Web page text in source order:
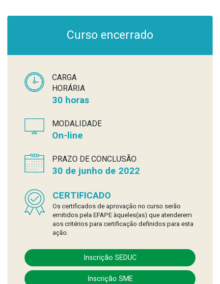
Curso encerrado
CARGA
HORÁRIA
30 horas
MODALIDADE
On-line
PRAZO DE CONCLUSÃO
30 de junho de 2022
CERTIFICADO
Os certificados de aprovação no curso serão
emitidos pela EFAPE àqueles(as) que atenderem
aos critérios para certificação definidos para esta
ação.
Inscrição SEDUC
Inscrição SME